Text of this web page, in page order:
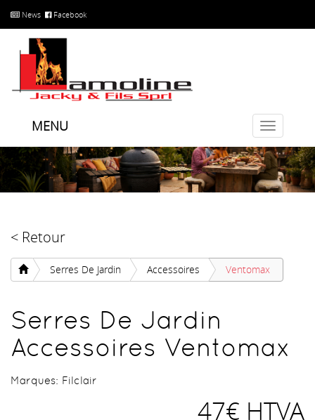
News Facebook
Toggle
MENU
< Retour
Serres De Jardin Accessoires Ventomax
Serres De Jardin
Accessoires Ventomax
Marques: Filclair
47€ HTVA